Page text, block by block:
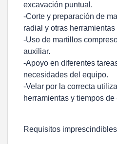
excavación puntual.
-Corte y preparación de
radial y otras
-Uso de martillos
auxiliar.
-Apoyo en diferentes
necesidades del equipo.
-Velar por la correcta
herramientas y tiempos de
Requisitos